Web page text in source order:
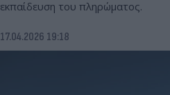
εκπαίδευση του πληρώματος.
17.04.2026 19:18